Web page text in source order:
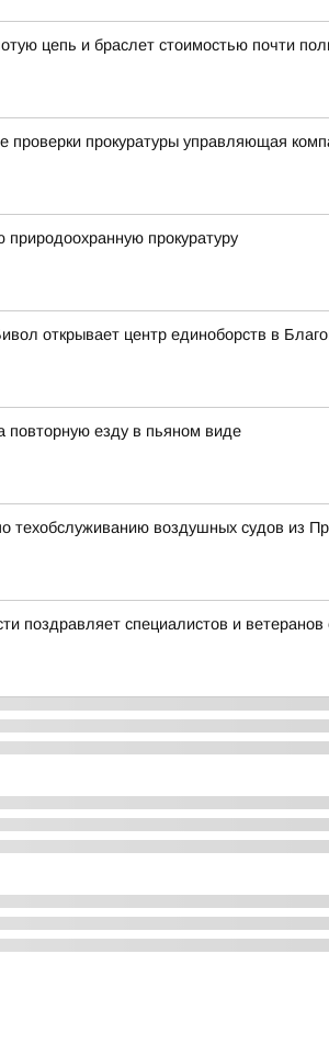
цепь и браслет стоимостью почти
проверки прокуратуры управляющая
прокуратуру
открывает центр единоборств в
повторную езду в пьяном виде
техобслуживанию воздушных судов из
поздравляет специалистов и